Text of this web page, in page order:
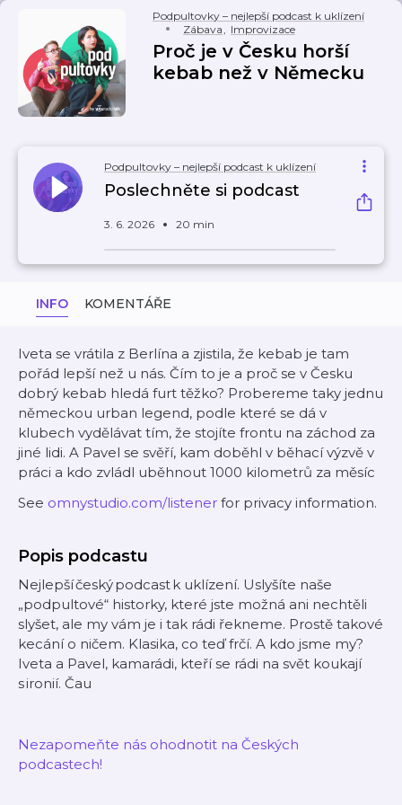
Podpultovky – nejlepší podcast k uklízení
Zábava, Improvizace
Proč je v Česku horší
kebab než v Německu
Podpultovky – nejlepší podcast k uklízení
Poslechněte si podcast
3. 6. 2026 20 min
INFO KOMENTÁŘE
Iveta se vrátila z Berlína a zjistila, že kebab je tam
pořád lepší než u nás. Čím to je a proč se v Česku
dobrý kebab hledá furt těžko? Probereme taky jednu
německou urban legend, podle které se dá v
klubech vydělávat tím, že stojíte frontu na záchod za
jiné lidi. A Pavel se svěří, kam doběhl v běhací výzvě v
práci a kdo zvládl uběhnout 1000 kilometrů za měsíc
See omnystudio.com/listener for privacy information.
Popis podcastu
Nejlepší český podcast k uklízení. Uslyšíte naše
„podpultové“ historky, které jste možná ani nechtěli
slyšet, ale my vám je i tak rádi řekneme. Prostě takové
kecání o ničem. Klasika, co teď frčí. A kdo jsme my?
Iveta a Pavel, kamarádi, kteří se rádi na svět koukají
s ironií. Čau
Nezapomeňte nás ohodnotit na Českých
podcastech!